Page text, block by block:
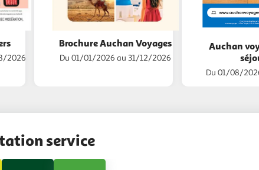
2026
Brochure Auchan Voyages
Du 01/01/2026 au 31/12/2026
Auchan
Du 01/08/
service